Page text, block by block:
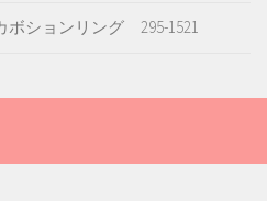
ボションリング 295-1521